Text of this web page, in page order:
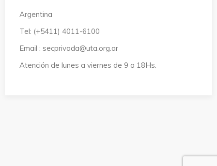
Argentina
Tel: (+5411) 4011-6100
Email : secprivada@uta.org.ar
Atención de lunes a viernes de 9 a 18Hs.